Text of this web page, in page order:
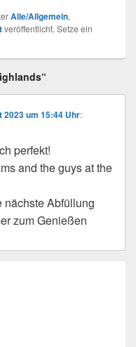
Alle/Allgemein,
veröffentlicht. Setze ein
2023 um 15:44 Uhr:
perfekt!
and the guys at the
nächste Abfüllung
zum Genießen